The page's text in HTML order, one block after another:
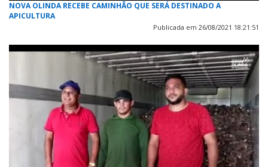
NOVA OLINDA RECEBE CAMINHÃO QUE SERÁ DESTINADO A
APICULTURA
Publicada em 26/08/2021 18:21:51